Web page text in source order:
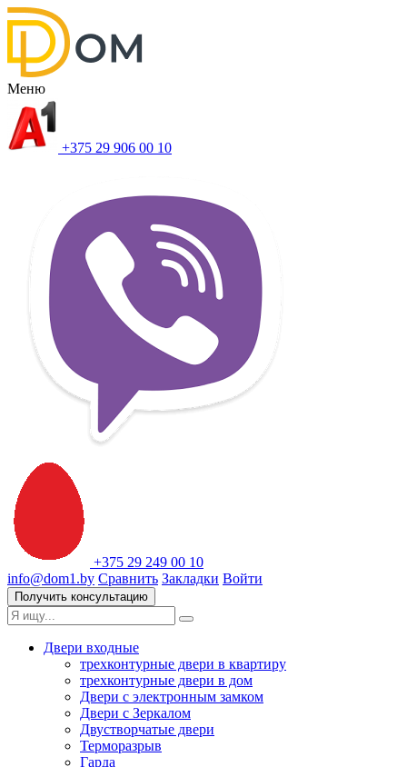
Меню
+375 29 906 00 10
+375 29 249 00 10
info@dom1.by Сравнить Закладки Войти
Получить консультацию
Двери входные
трехконтурные двери в квартиру
трехконтурные двери в дом
Двери с электронным замком
Двери с Зеркалом
Двустворчатые двери
Терморазрыв
Гарда